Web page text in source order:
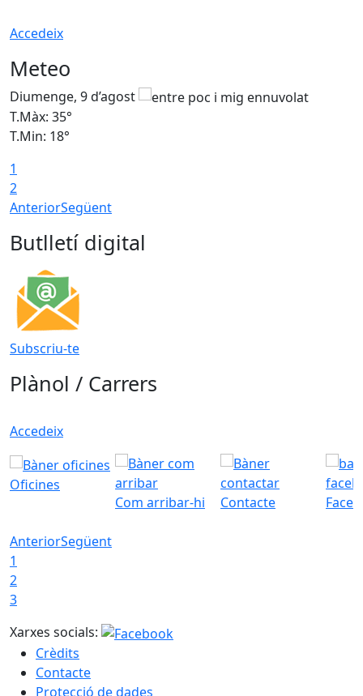
Accedeix
Meteo
Diumenge, 9 d’agost
T.Màx: 35°
T.Min: 18°
1
2
AnteriorSegüent
Butlletí digital
Subscriu-te
Plànol / Carrers
Accedeix
Oficines
Com arribar-hi
Contacte
AnteriorSegüent
1
2
3
Xarxes socials:
Crèdits
Contacte
Protecció de dades